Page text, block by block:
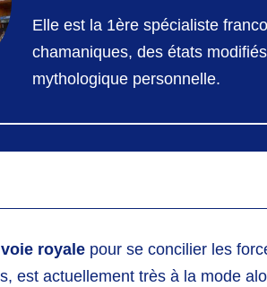
Elle est la 1ère spécialiste
chamaniques, des états
mythologique personnelle.
voie royale pour se concilier les
est actuellement très à la mode